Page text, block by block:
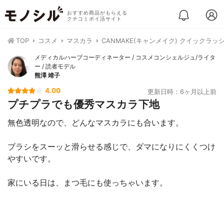
おすすめ商品がもらえる
クチコミポイ活サイト
TOP コスメ マスカラ CANMAKE(キャンメイク) クイックラッ
メディカルハーブコーディネーター / コスメコンシェルジュ/ライタ
ー / 読者モデル
熊澤 靖子
4.00 更新日時：6ヶ月以上前
プチプラでも優秀マスカラ下地
無色透明なので、どんなマスカラにも合います。
ブラシをスーッと滑らせる感じで、ダマになりにくくつけ
やすいです。
家にいる日は、まつ毛にも使っちゃいます。